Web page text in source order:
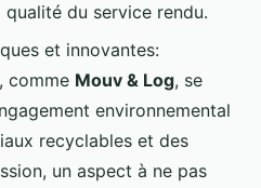
du service rendu.
et innovantes:
comme Mouv & Log, se
environnemental
recyclables et des
un aspect à ne pas